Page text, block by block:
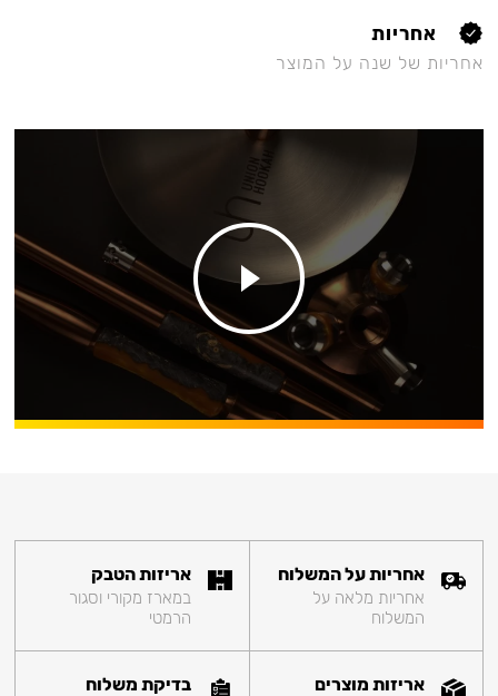
אחריות
אחריות של שנה על המוצר
אחריות על המשלוח
אחריות מלאה על
המשלוח
אריזות הטבק
במארז מקורי וסגור
הרמטי
אריזות מוצרים בדיקת משלוח